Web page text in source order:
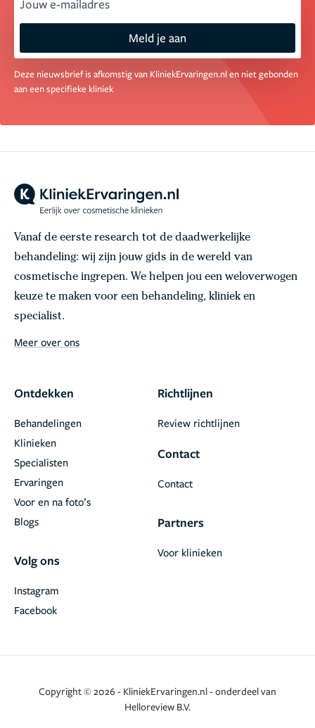
Meld je aan
Deze nieuwsbrief is afkomstig van KliniekErvaringen.nl en niet gebonden
aan een specifieke kliniek
Vanaf de eerste research tot de daadwerkelijke
behandeling: wij zijn jouw gids in de wereld van
cosmetische ingrepen. We helpen jou een weloverwogen
keuze te maken voor een behandeling, kliniek en
specialist.
Meer over ons
Ontdekken
Behandelingen
Klinieken
Specialisten
Ervaringen
Voor en na foto’s
Blogs
Volg ons
Facebook
Instagram
Richtlijnen
Review richtlijnen
Contact
Contact
Partners
Voor klinieken
Copyright © 2026 - KliniekErvaringen.nl - onderdeel van
Helloreview B.V.